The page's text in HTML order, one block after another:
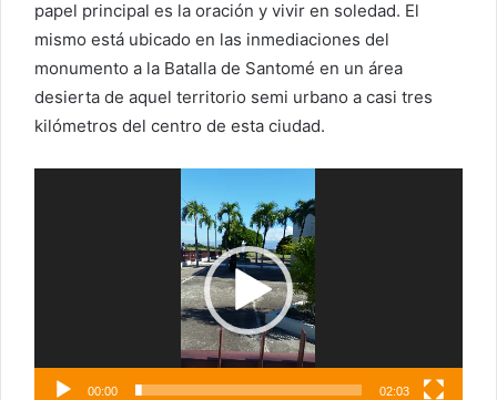
papel principal es la oración y vivir en soledad. El
mismo está ubicado en las inmediaciones del
monumento a la Batalla de Santomé en un área
desierta de aquel territorio semi urbano a casi tres
kilómetros del centro de esta ciudad.
00:00 02:03